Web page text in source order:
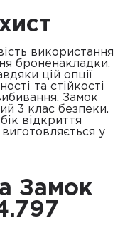
використання
броненакладки,
цій опції
та стійкості
Замок
3 клас безпеки.
відкриття
у
Замок